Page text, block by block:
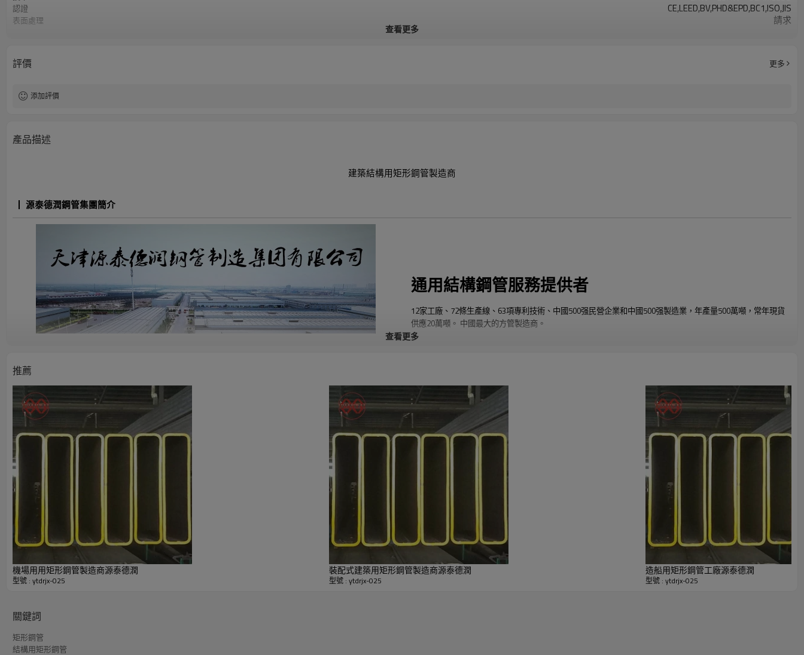
認證 CE,LEED,BV,PHD&EPD,BC1,ISO,JIS
表面處理 請求
等級
最小起訂量 2-5噸
付款方式
供應能力
查看更多
評價 更多
添加評價
產品描述
建築結構用矩形鋼管製造商
源泰德潤鋼管集團簡介
通用結構鋼管服務提供者
12家工廠、72條生產線、63項專利技術、中國500强民營企業和中國500强製造業，年產量500萬噸，常年現貨
供應20萬噸。 中國最大的方管製造商。
源泰德潤的主要產品包括方鋼管、矩形鋼管、熱鍍鋅鋼管、ERW鋼管、大直徑厚壁方矩形管、直縫埋弧焊鋼
黑色方鋼空心型材產品特色明細表（中國製造商源泰德潤）
查看更多
推薦
機場用用矩形鋼管製造商源泰德潤
型號 : ytdrjx-025
裝配式建築用矩形鋼管製造商源泰德潤
型號 : ytdrjx-025
造船用矩形鋼管工廠源泰德潤
型號 : ytdrjx-025
關鍵詞
矩形鋼管
結構用矩形鋼管